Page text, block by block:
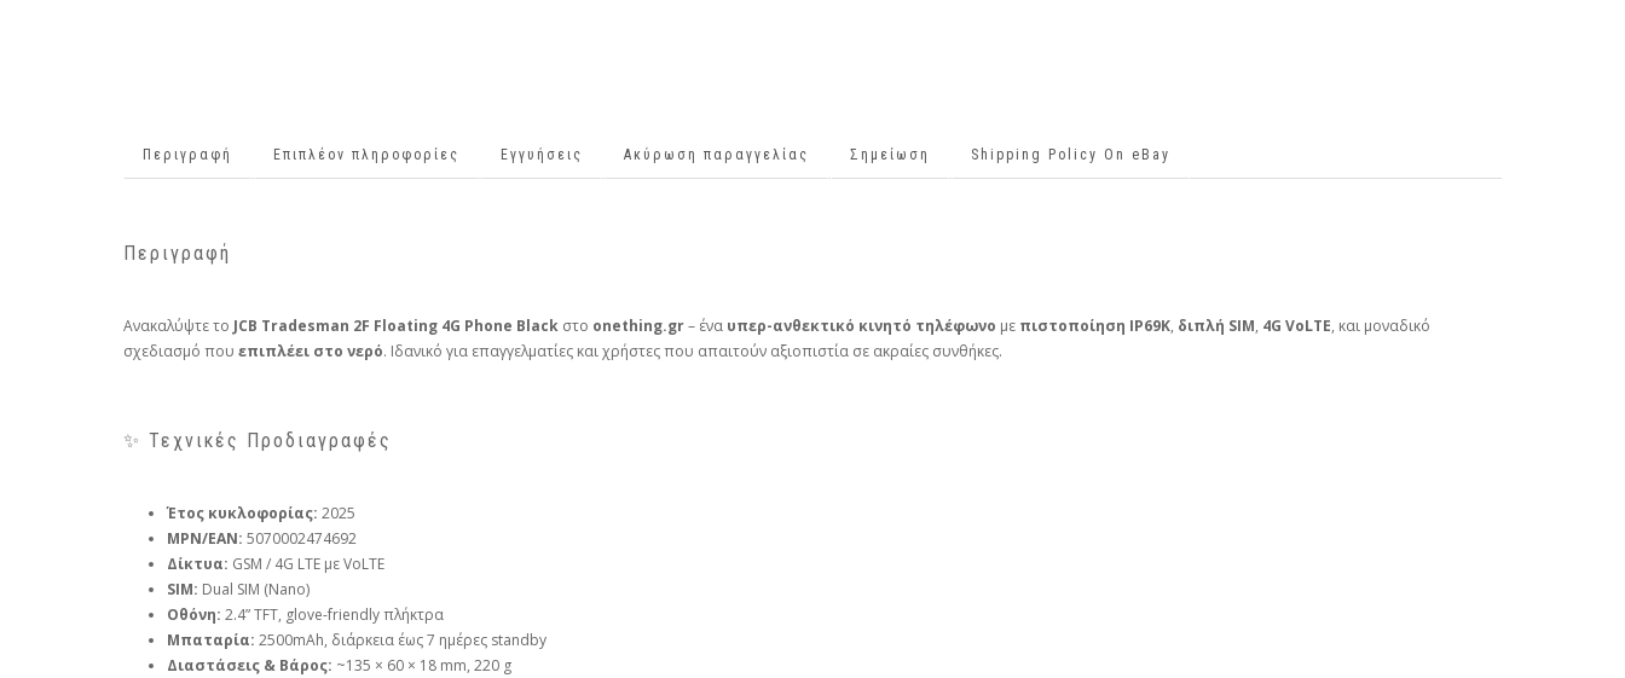
Περιγραφή Επιπλέον πληροφορίες Εγγυήσεις Ακύρωση παραγγελίας Σημείωση Shipping Policy On eBay
Περιγραφή
Ανακαλύψτε το JCB Tradesman 2F Floating 4G Phone Black στο onething.gr– ένα υπερ-ανθεκτικό κινητό τηλέφωνο με πιστοποίηση IP69K, διπλή SIM, 4G VoLTE, και μοναδικό
σχεδιασμό που επιπλέει στο νερό. Ιδανικό για επαγγελματίες και χρήστες που απαιτούν αξιοπιστία σε ακραίες συνθήκες.
✨ Τεχνικές Προδιαγραφές
Έτος κυκλοφορίας: 2025
MPN/EAN: 5070002474692
Δίκτυα: GSM / 4G LTE με VoLTE
SIM: Dual SIM (Nano)
Οθόνη: 2.4” TFT, glove-friendly πλήκτρα
Μπαταρία: 2500mAh, διάρκεια έως 7 ημέρες standby
Διαστάσεις & Βάρος: ~135 × 60 × 18 mm, 220 g